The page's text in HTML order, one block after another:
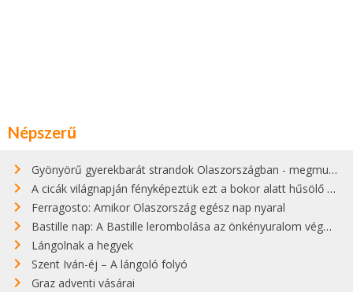
Népszerű
Gyönyörű gyerekbarát strandok Olaszországban - megmutatjuk a 15 legjobbat
A cicák világnapján fényképeztük ezt a bokor alatt hűsölő cicát Kisorosziban
Ferragosto: Amikor Olaszország egész nap nyaral
Bastille nap: A Bastille lerombolása az önkényuralom végét jelentette
Lángolnak a hegyek
Szent Iván-éj – A lángoló folyó
Graz adventi vásárai